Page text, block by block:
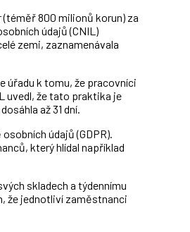
800 milionů korun) za
údajů (CNIL)
zemi, zaznamenávala
úřadu k tomu, že pracovníci
uvedl, že tato praktika je
až 31 dní.
údajů (GDPR).
který hlídal například
skladech a týdennímu
že jednotliví zaměstnanci